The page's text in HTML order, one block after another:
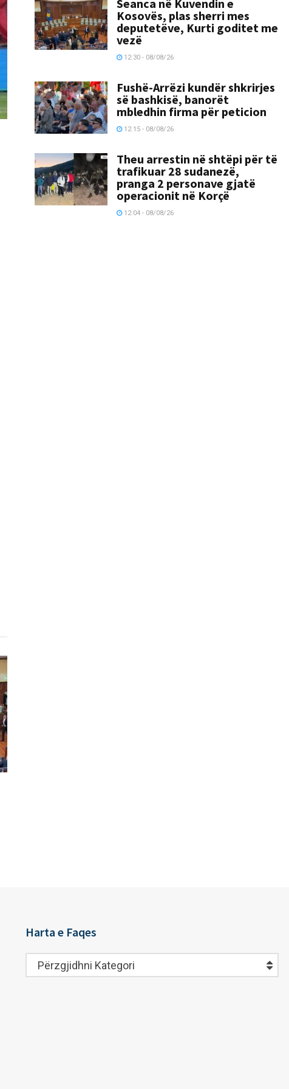
Seanca në Kuvendin e
Kosovës, plas sherri mes
deputetëve, Kurti goditet me
vezë
12:30 - 08/08/26
Fushë-Arrëzi kundër shkrirjes
së bashkisë, banorët
mbledhin firma për peticion
12:15 - 08/08/26
Theu arrestin në shtëpi për të
trafikuar 28 sudanezë,
pranga 2 personave gjatë
operacionit në Korçë
12:04 - 08/08/26
Harta e Faqes
Harta
e
Përzgjidhni Kategori